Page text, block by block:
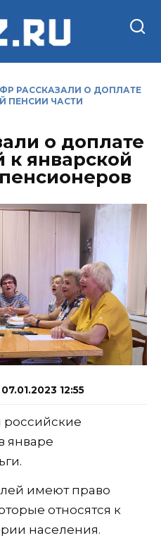
РАССКАЗАЛИ О ДОПЛАТЕ
ПЕНСИИ ЧАСТИ
о доплате
к январской
07.01.2023 12:55
январе
имеют право
относятся к
населения.